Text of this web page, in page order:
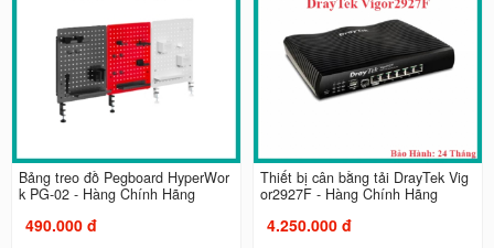
Bảng treo đồ Pegboard HyperWor
k PG-02 - Hàng Chính Hãng
490.000 đ
Thiết bị cân bằng tải DrayTek Vig
or2927F - Hàng Chính Hãng
4.250.000 đ